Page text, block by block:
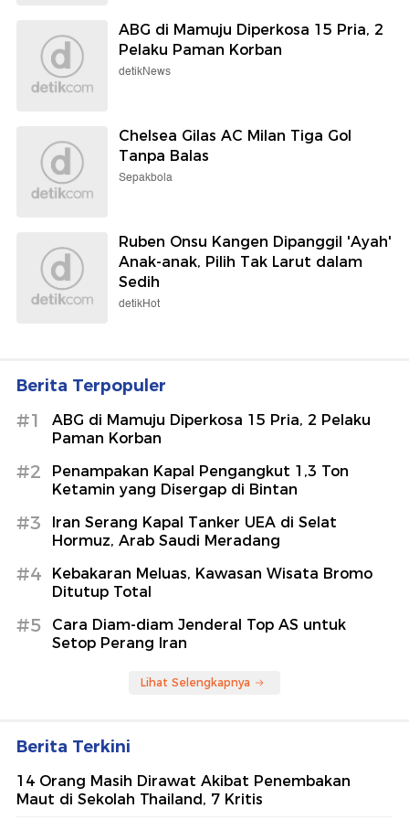
ABG di Mamuju Diperkosa 15 Pria, 2
Pelaku Paman Korban
detikNews
Chelsea Gilas AC Milan Tiga Gol
Tanpa Balas
Sepakbola
Ruben Onsu Kangen Dipanggil 'Ayah'
Anak-anak, Pilih Tak Larut dalam
Sedih
detikHot
Berita Terpopuler
#1
ABG di Mamuju Diperkosa 15 Pria, 2 Pelaku
Paman Korban
#2
Penampakan Kapal Pengangkut 1,3 Ton
Ketamin yang Disergap di Bintan
#3
Iran Serang Kapal Tanker UEA di Selat
Hormuz, Arab Saudi Meradang
#4
Kebakaran Meluas, Kawasan Wisata Bromo
Ditutup Total
#5
Cara Diam-diam Jenderal Top AS untuk
Setop Perang Iran
Lihat Selengkapnya
Berita Terkini
14 Orang Masih Dirawat Akibat Penembakan
Maut di Sekolah Thailand, 7 Kritis